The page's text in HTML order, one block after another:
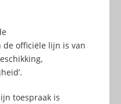
de officiële lijn is van
toespraak is